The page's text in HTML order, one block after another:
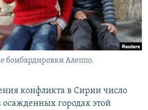
бомбардировки Алеппо.
конфликта в Сирии число
городах этой